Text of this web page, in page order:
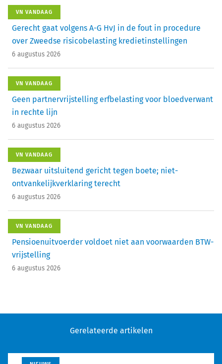
VN VANDAAG
Gerecht gaat volgens A-G HvJ in de fout in procedure
over Zweedse risicobelasting kredietinstellingen
6 augustus 2026
VN VANDAAG
Geen partnervrijstelling erfbelasting voor bloedverwant
in rechte lijn
6 augustus 2026
VN VANDAAG
Bezwaar uitsluitend gericht tegen boete; niet-
ontvankelijkverklaring terecht
6 augustus 2026
VN VANDAAG
Pensioenuitvoerder voldoet niet aan voorwaarden BTW-
vrijstelling
6 augustus 2026
Gerelateerde artikelen